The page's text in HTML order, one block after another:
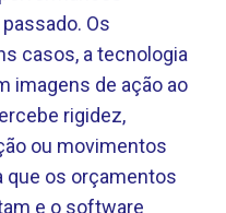
Os
casos, a tecnologia
imagens de ação ao
rigidez,
ou movimentos
que os orçamentos
e o software